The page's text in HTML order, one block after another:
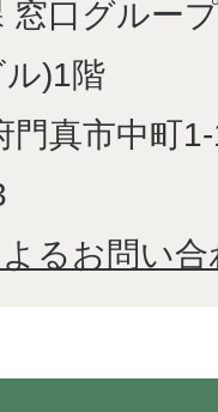
窓口グループ
)1階
門真市中町
るお問い合